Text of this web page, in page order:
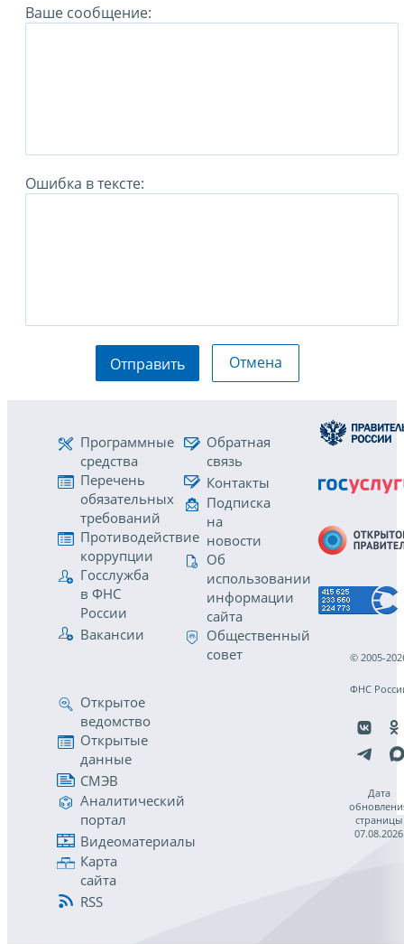
Ваше сообщение:
Ошибка в тексте:
Отправить Отмена
Программные
средства
Перечень
обязательных
требований
Противодействие
коррупции
Госслужба
в ФНС
России
Вакансии
Обратная
связь
Контакты
Подписка
на
новости
Об
использовании
информации
сайта
Общественный
совет
Открытое
ведомство
Открытые
данные
СМЭВ
Аналитический
портал
Видеоматериалы
Карта
сайта
RSS
© 2005-
ФНС
Дата
страницы
07.08.2026